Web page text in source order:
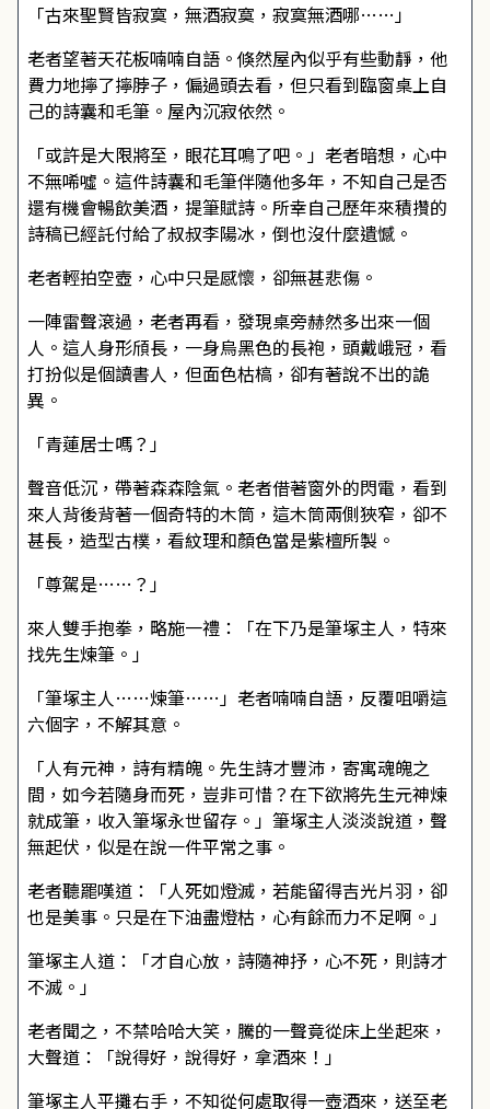
「古來聖賢皆寂寞，無酒寂寞，寂寞無酒哪……」
老者望著天花板喃喃自語。倏然屋內似乎有些動靜，他
費力地擰了擰脖子，偏過頭去看，但只看到臨窗桌上自
己的詩囊和毛筆。屋內沉寂依然。
「或許是大限將至，眼花耳鳴了吧。」老者暗想，心中
不無唏噓。這件詩囊和毛筆伴隨他多年，不知自己是否
還有機會暢飲美酒，提筆賦詩。所幸自己歷年來積攢的
詩稿已經託付給了叔叔李陽冰，倒也沒什麼遺憾。
老者輕拍空壺，心中只是感懷，卻無甚悲傷。
一陣雷聲滾過，老者再看，發現桌旁赫然多出來一個
人。這人身形頎長，一身烏黑色的長袍，頭戴峨冠，看
打扮似是個讀書人，但面色枯槁，卻有著說不出的詭
異。
「青蓮居士嗎？」
聲音低沉，帶著森森陰氣。老者借著窗外的閃電，看到
來人背後背著一個奇特的木筒，這木筒兩側狹窄，卻不
甚長，造型古樸，看紋理和顏色當是紫檀所製。
「尊駕是……？」
來人雙手抱拳，略施一禮：「在下乃是筆塚主人，特來
找先生煉筆。」
「筆塚主人……煉筆……」老者喃喃自語，反覆咀嚼這
六個字，不解其意。
「人有元神，詩有精魄。先生詩才豐沛，寄寓魂魄之
間，如今若隨身而死，豈非可惜？在下欲將先生元神煉
就成筆，收入筆塚永世留存。」筆塚主人淡淡說道，聲
無起伏，似是在說一件平常之事。
老者聽罷嘆道：「人死如燈滅，若能留得吉光片羽，卻
也是美事。只是在下油盡燈枯，心有餘而力不足啊。」
筆塚主人道：「才自心放，詩隨神抒，心不死，則詩才
不滅。」
老者聞之，不禁哈哈大笑，騰的一聲竟從床上坐起來，
大聲道：「說得好，說得好，拿酒來！」
筆塚主人平攤右手，不知從何處取得一壺酒來，送至老